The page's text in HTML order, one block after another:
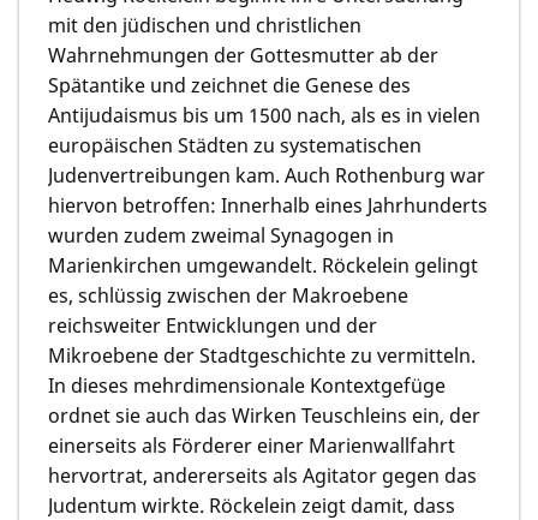
mit den jüdischen und christlichen
Wahrnehmungen der Gottesmutter ab der
Spätantike und zeichnet die Genese des
Antijudaismus bis um 1500 nach, als es in vielen
europäischen Städten zu systematischen
Judenvertreibungen kam. Auch Rothenburg war
hiervon betroffen: Innerhalb eines Jahrhunderts
wurden zudem zweimal Synagogen in
Marienkirchen umgewandelt. Röckelein gelingt
es, schlüssig zwischen der Makroebene
reichsweiter Entwicklungen und der
Mikroebene der Stadtgeschichte zu vermitteln.
In dieses mehrdimensionale Kontextgefüge
ordnet sie auch das Wirken Teuschleins ein, der
einerseits als Förderer einer Marienwallfahrt
hervortrat, andererseits als Agitator gegen das
Judentum wirkte. Röckelein zeigt damit, dass